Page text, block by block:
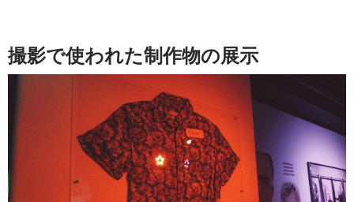
撮影で使われた制作物の展示